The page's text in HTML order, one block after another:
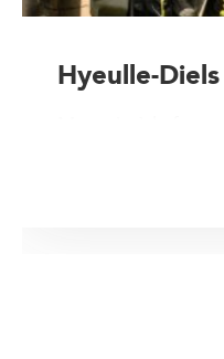
Hyeulle-Diels